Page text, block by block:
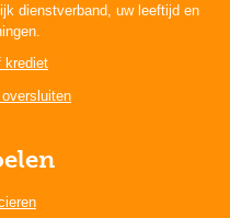
dienstverband, uw leeftijd en
krediet